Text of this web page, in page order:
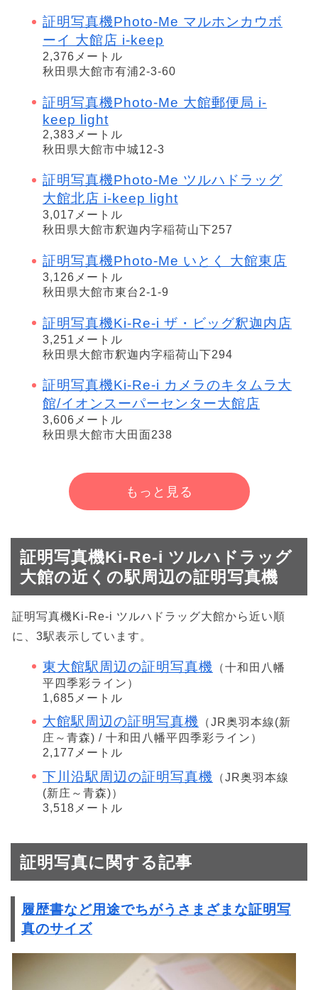
証明写真機Photo-Me マルホンカウボ
ーイ 大館店 i-keep
2,376メートル
秋田県大館市有浦2-3-60
証明写真機Photo-Me 大館郵便局 i-
keep light
2,383メートル
秋田県大館市中城12-3
証明写真機Photo-Me ツルハドラッグ
大館北店 i-keep light
3,017メートル
秋田県大館市釈迦内字稲荷山下257
証明写真機Photo-Me いとく 大館東店
3,126メートル
秋田県大館市東台2-1-9
証明写真機Ki-Re-i ザ・ビッグ釈迦内店
3,251メートル
秋田県大館市釈迦内字稲荷山下294
証明写真機Ki-Re-i カメラのキタムラ大
館/イオンスーパーセンター大館店
3,606メートル
秋田県大館市大田面238
もっと見る
証明写真機Ki-Re-i ツルハドラッグ
大館の近くの駅周辺の証明写真機
証明写真機Ki-Re-i ツルハドラッグ大館から近い順
に、3駅表示しています。
東大館駅周辺の証明写真機
（十和田八幡
平四季彩ライン）
1,685メートル
大館駅周辺の証明写真機
（JR奥羽本線(新
庄～青森) / 十和田八幡平四季彩ライン）
2,177メートル
下川沿駅周辺の証明写真機
（JR奥羽本線
(新庄～青森)）
3,518メートル
証明写真に関する記事
履歴書など用途でちがうさまざまな証明写
真のサイズ